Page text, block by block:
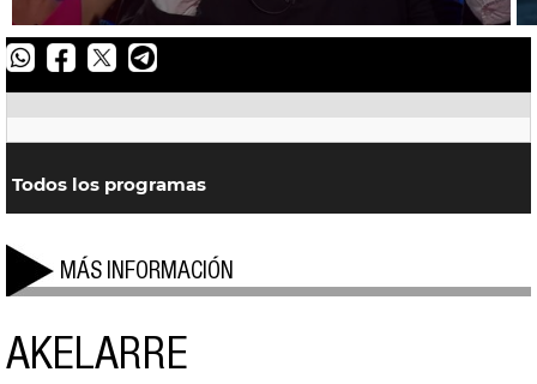
Whatsapp
Telegram
Todos los programas
MÁS INFORMACIÓN
AKELARRE